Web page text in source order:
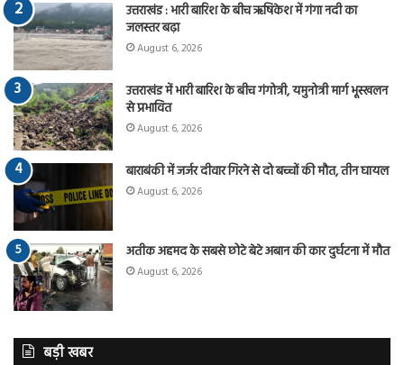
उत्तराखंड : भारी बारिश के बीच ऋषिकेश में गंगा नदी का
जलस्तर बढ़ा
August 6, 2026
उत्तराखंड में भारी बारिश के बीच गंगोत्री, यमुनोत्री मार्ग भूस्खलन
से प्रभावित
August 6, 2026
बाराबंकी में जर्जर दीवार गिरने से दो बच्चों की मौत, तीन घायल
August 6, 2026
अतीक अहमद के सबसे छोटे बेटे अबान की कार दुर्घटना में मौत
August 6, 2026
बड़ी खबर